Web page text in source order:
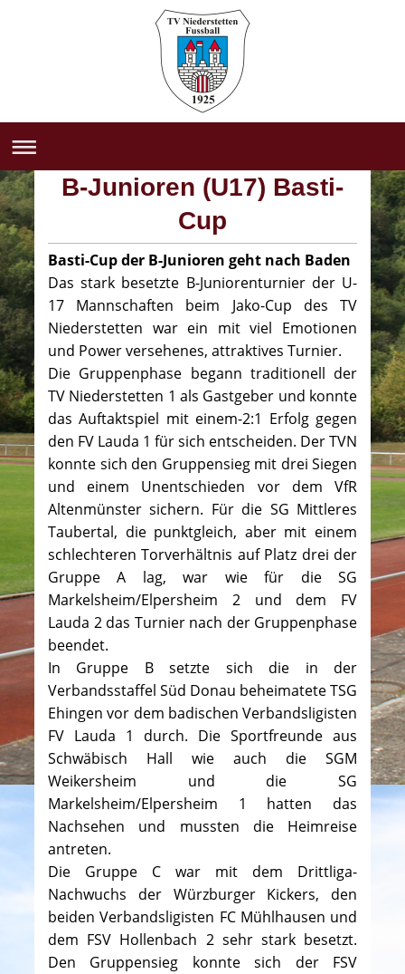
B-Junioren (U17) Basti-
Cup
Basti-Cup der B-Junioren geht nach Baden
Das stark besetzte B-Juniorenturnier der U-
17 Mannschaften beim Jako-Cup des TV
Niederstetten war ein mit viel Emotionen
und Power versehenes, attraktives Turnier.
Die Gruppenphase begann traditionell der
TV Niederstetten 1 als Gastgeber und konnte
das Auftaktspiel mit einem-2:1 Erfolg gegen
den FV Lauda 1 für sich entscheiden. Der TVN
konnte sich den Gruppensieg mit drei Siegen
und einem Unentschieden vor dem VfR
Altenmünster sichern. Für die SG Mittleres
Taubertal, die punktgleich, aber mit einem
schlechteren Torverhältnis auf Platz drei der
Gruppe A lag, war wie für die SG
Markelsheim/Elpersheim 2 und dem FV
Lauda 2 das Turnier nach der Gruppenphase
beendet.
In Gruppe B setzte sich die in der
Verbandsstaffel Süd Donau beheimatete TSG
Ehingen vor dem badischen Verbandsligisten
FV Lauda 1 durch. Die Sportfreunde aus
Schwäbisch Hall wie auch die SGM
Weikersheim und die SG
Markelsheim/Elpersheim 1 hatten das
Nachsehen und mussten die Heimreise
antreten.
Die Gruppe C war mit dem Drittliga-
Nachwuchs der Würzburger Kickers, den
beiden Verbandsligisten FC Mühlhausen und
dem FSV Hollenbach 2 sehr stark besetzt.
Den Gruppensieg konnte sich der FSV